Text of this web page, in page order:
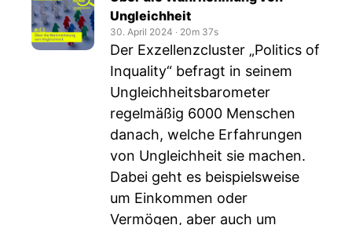
Ungleichheit
30. April 2024 ‧ 20m 37s
Der Exzellenzcluster „Politics of
Inquality“ befragt in seinem
Ungleichheitsbarometer
regelmäßig 6000 Menschen
danach, welche Erfahrungen
von Ungleichheit sie machen.
Dabei geht es beispielsweise
um Einkommen oder
Vermögen, aber auch um